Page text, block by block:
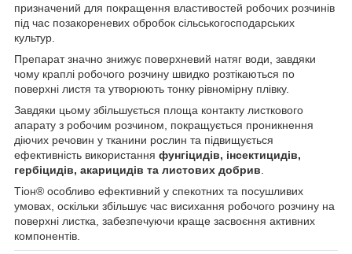
призначений для покращення властивостей робочих розчинів
під час позакореневих обробок сільськогосподарських
культур.
Препарат значно знижує поверхневий натяг води, завдяки
чому краплі робочого розчину швидко розтікаються по
поверхні листя та утворюють тонку рівномірну плівку.
Завдяки цьому збільшується площа контакту листкового
апарату з робочим розчином, покращується проникнення
діючих речовин у тканини рослин та підвищується
ефективність використання фунгіцидів, інсектицидів,
гербіцидів, акарицидів та листових добрив
Тіон® особливо ефективний у спекотних та посушливих
умовах, оскільки збільшує час висихання робочого розчину на
поверхні листка, забезпечуючи краще засвоєння активних
компонентів.